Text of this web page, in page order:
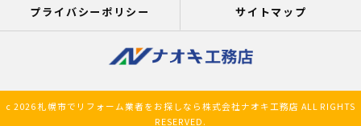
プライバシーポリシー サイトマップ
c 2026 札幌市でリフォーム業者をお探しなら株式会社ナオキ工務店 ALL RIGHTS
RESERVED.